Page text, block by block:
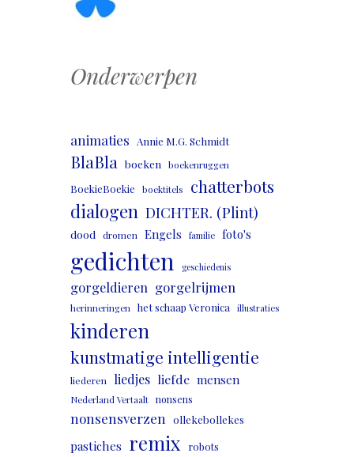
Onderwerpen
animaties Annie M.G. Schmidt
BlaBla boeken boekenruggen
BoekieBoekie boektitels chatterbots
dialogen DICHTER. (Plint)
dood dromen Engels familie foto's
gedichten geschiedenis
gorgeldieren gorgelrijmen
herinneringen het schaap Veronica illustraties
kinderen
kunstmatige intelligentie
liederen liedjes liefde mensen
Nederland Vertaalt nonsens
nonsensverzen ollekebollekes
pastiches remix
robots